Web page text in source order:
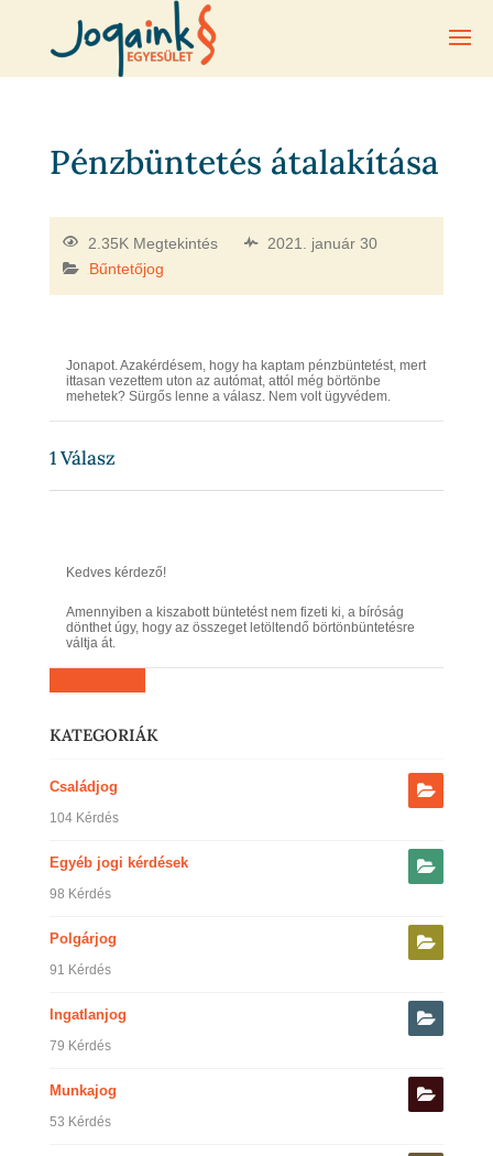
Pénzbüntetés átalakítása
2.35K Megtekintés
2021. január 30
Bűntetőjog
Jonapot. Azakérdésem, hogy ha kaptam pénzbüntetést, mert
ittasan vezettem uton az autómat, attól még börtönbe
mehetek? Sürgős lenne a válasz. Nem volt ügyvédem.
1Válasz
Kedves kérdező!
Amennyiben a kiszabott büntetést nem fizeti ki, a bíróság
dönthet úgy, hogy az összeget letöltendő börtönbüntetésre
váltja át.
KATEGORIÁK
Családjog
104 Kérdés
Egyéb jogi kérdések
98 Kérdés
Polgárjog
91 Kérdés
Ingatlanjog
79 Kérdés
Munkajog
53 Kérdés